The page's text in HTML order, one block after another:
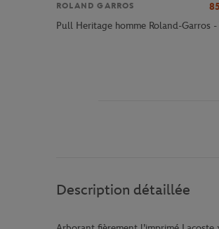
ROLAND GARROS
Pull Heritage homme Roland-Garros -
Description détaillée